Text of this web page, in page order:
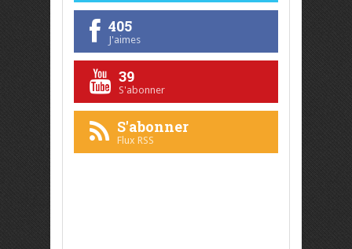
405
J'aimes
39
S'abonner
S'abonner
Flux RSS